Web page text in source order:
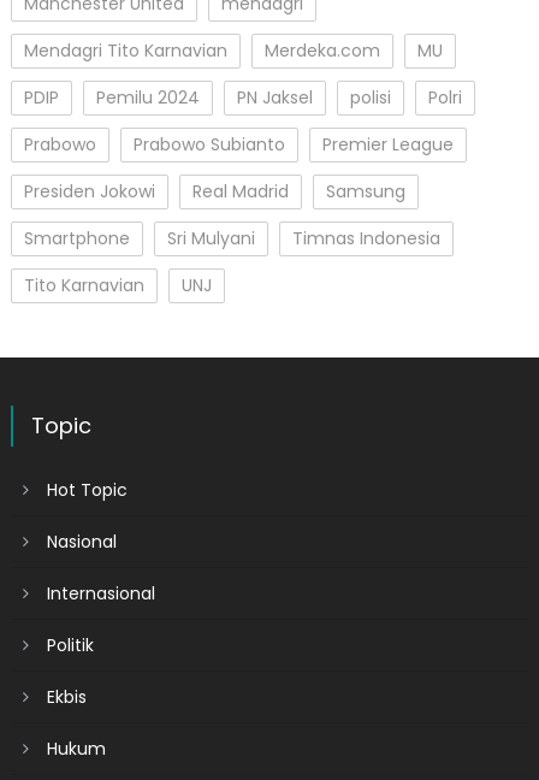
Mendagri Tito Karnavian
Merdeka.com
MU
PDIP
Pemilu 2024 PN Jaksel polisi
Polri
Prabowo
Prabowo Subianto
Premier League
Presiden Jokowi
Real Madrid
Samsung
Smartphone
Sri Mulyani
Timnas Indonesia
Tito Karnavian
UNJ
Topic
Hot Topic
Nasional
Internasional
Politik
Ekbis
Hukum